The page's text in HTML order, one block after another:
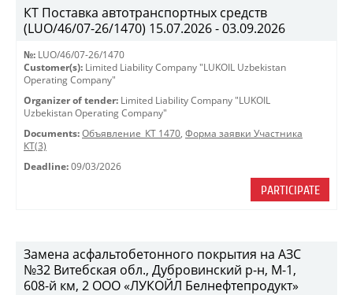
КТ Поставка автотранспортных средств
(LUO/46/07-26/1470) 15.07.2026 - 03.09.2026
№: LUO/46/07-26/1470
Customer(s): Limited Liability Company "LUKOIL Uzbekistan
Operating Company"
Organizer of tender: Limited Liability Company "LUKOIL
Uzbekistan Operating Company"
Documents: Объявление_КТ 1470, Форма заявки Участника
КТ(3)
Deadline: 09/03/2026
PARTICIPATE
Замена асфальтобетонного покрытия на АЗС
№32 Витебская обл., Дубровинский р-н, М-1,
608-й км, 2 ООО «ЛУКОЙЛ Белнефтепродукт»